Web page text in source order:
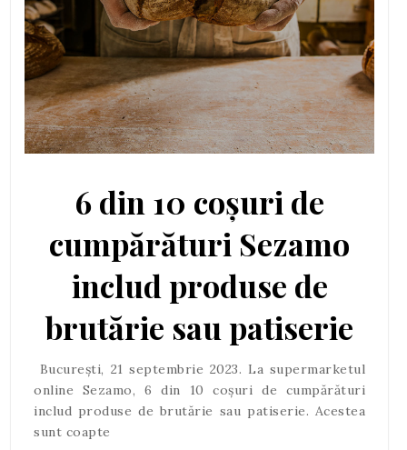
6 din 10 coșuri de
cumpărături Sezamo
includ produse de
brutărie sau patiserie
București, 21 septembrie 2023. La supermarketul
online Sezamo, 6 din 10 coșuri de cumpărături
includ produse de brutărie sau patiserie. Acestea
sunt coapte